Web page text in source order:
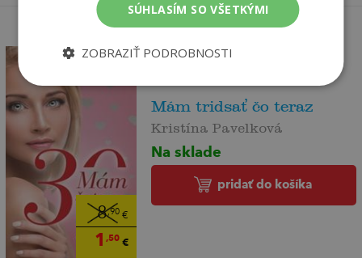
8,90€
1 ,50€
Mám tridsať čo teraz
Kristína Pavelková
Na sklade
pridať do košíka
SÚHLASÍM SO VŠETKÝMI
ZOBRAZIŤ PODROBNOSTI